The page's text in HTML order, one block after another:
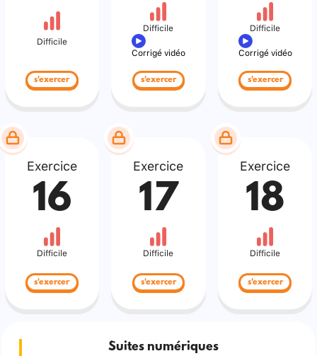
Difficile
s'exercer
Difficile
Corrigé vidéo
s'exercer
Difficile
Corrigé vidéo
s'exercer
Exercice
16
Difficile
s'exercer
Exercice
17
Difficile
s'exercer
Exercice
18
Difficile
s'exercer
Suites numériques